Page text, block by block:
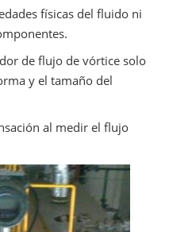
físicas del fluido ni
de flujo de vórtice solo
y el tamaño del
al medir el flujo